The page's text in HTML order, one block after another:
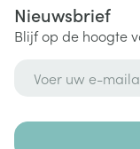
Nieuwsbrief
Blijf op de hoogte